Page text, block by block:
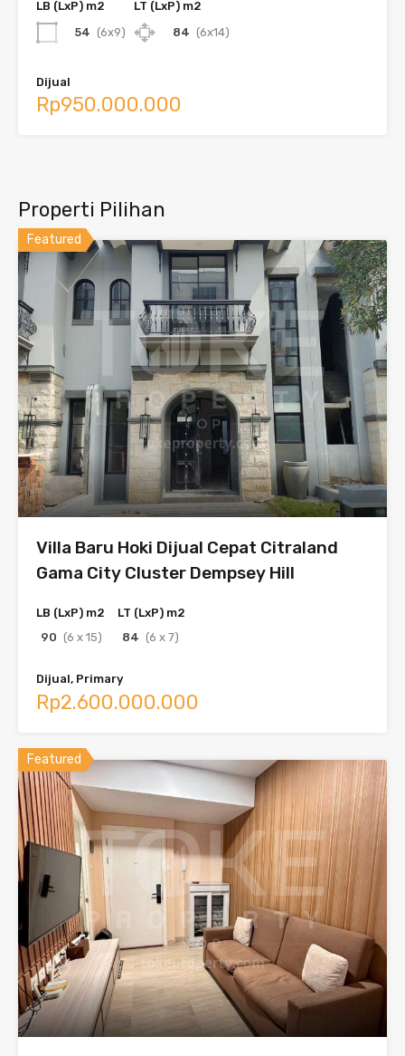
LB (LxP) m2
54 (6x9)
LT (LxP) m2
84 (6x14)
Dijual
Rp950.000.000
Properti Pilihan
Featured
Villa Baru Hoki Dijual Cepat Citraland
Gama City Cluster Dempsey Hill
LB (LxP) m2
90 (6 x 15)
LT (LxP) m2
84 (6 x 7)
Dijual, Primary
Rp2.600.000.000
Featured